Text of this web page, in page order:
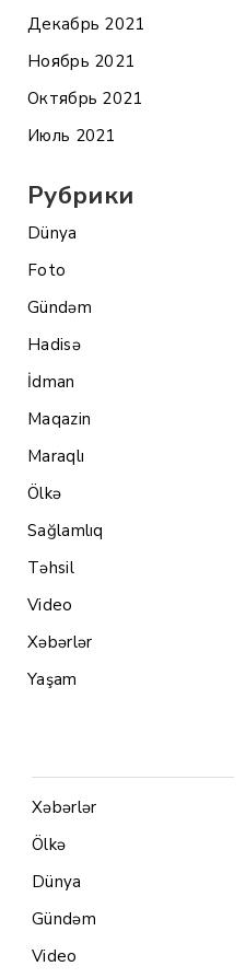
Декабрь 2021
Ноябрь 2021
Октябрь 2021
Июль 2021
Рубрики
Dünya
Foto
Gündəm
Hadisə
İdman
Maqazin
Maraqlı
Ölkə
Sağlamlıq
Təhsil
Video
Xəbərlər
Yaşam
Xəbərlər
Ölkə
Dünya
Gündəm
Video